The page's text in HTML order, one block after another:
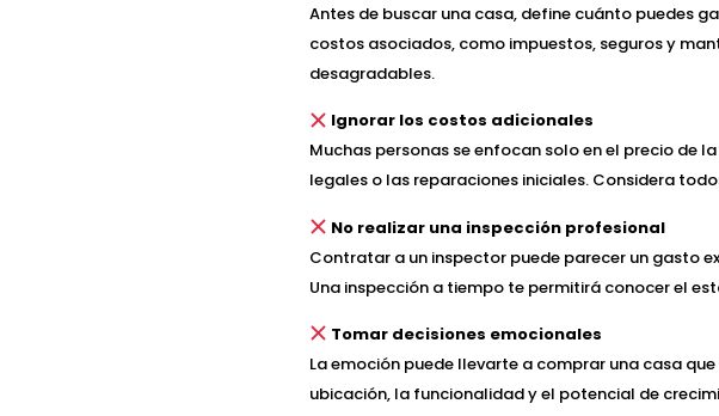
Antes de buscar una casa, define cuánto puedes
costos asociados, como impuestos, seguros y
desagradables.
Ignorar los costos adicionales
Muchas personas se enfocan solo en el precio de
legales o las reparaciones iniciales. Considera
No realizar una inspección profesional
Contratar a un inspector puede parecer un gasto
Una inspección a tiempo te permitirá conocer el
Tomar decisiones emocionales
La emoción puede llevarte a comprar una casa
ubicación, la funcionalidad y el potencial de